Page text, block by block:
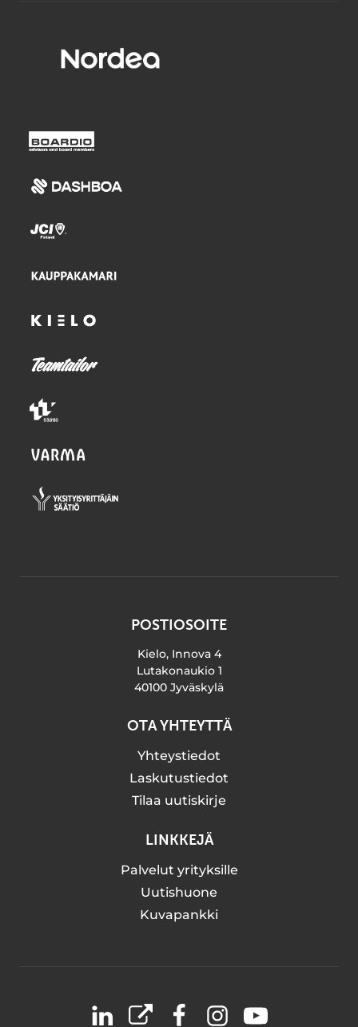
POSTIOSOITE
Kielo, Innova 4
Lutakonaukio 1
40100 Jyväskylä
OTA YHTEYTTÄ
Yhteystiedot
Laskutustiedot
Tilaa uutiskirje
LINKKEJÄ
Palvelut yrityksille
Uutishuone
Kuvapankki
LinkedIn
X FacebookInstagramYouTube